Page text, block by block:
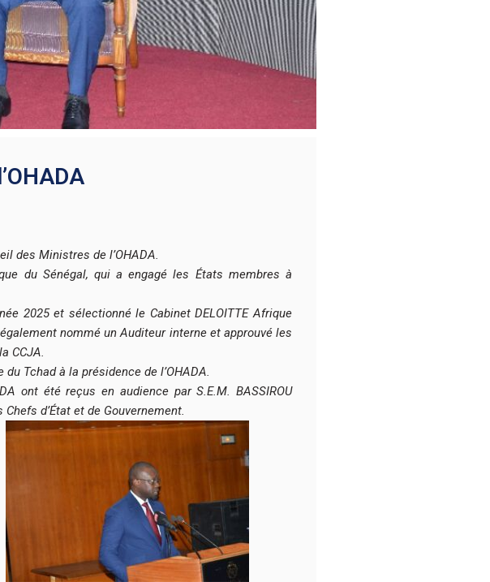
des Ministres de l’OHADA.
du Sénégal, qui a engagé les États membres à
2025 et sélectionné le Cabinet DELOITTE Afrique
nommé un Auditeur interne et approuvé les
CCJA.
Tchad à la présidence de l’OHADA.
ont été reçus en audience par S.E.M. BASSIROU
d’État et de Gouvernement.